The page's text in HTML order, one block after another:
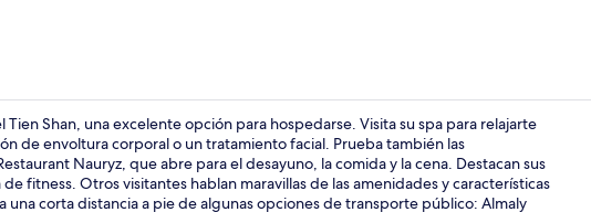
Salas de
Shan, una excelente opción para hospedarse. Visita su spa para relajarte
de envoltura corporal o un tratamiento facial. Prueba también las
Nauryz, que abre para el desayuno, la comida y la cena. Destacan sus
fitness. Otros visitantes hablan maravillas de las amenidades y características
una corta distancia a pie de algunas opciones de transporte público: Almaly